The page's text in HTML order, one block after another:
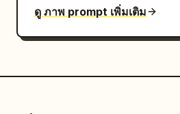
ดู ภาพ prompt เพิ่มเติม